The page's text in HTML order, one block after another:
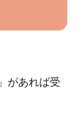
があれば受